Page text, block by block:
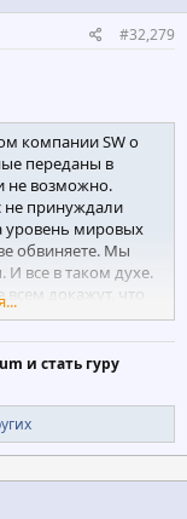
#32,279
компании SW о
переданы в
не возможно.
не принуждали
уровень мировых
обвиняете. Мы
все в таком духе.
докажут, что
То
что происходит.
Юницкий и
Кудряшова и
и своим
машинах
и стать гуру